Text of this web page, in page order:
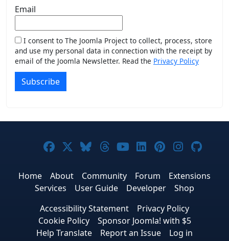
Email
I consent to The Joomla Project to collect, process, store
and use my personal data in connection with the receipt by
email of the Joomla Newsletter. Read the Privacy Policy
Subscribe
Joomla! on Facebook
Joomla! on X
Joomla! on Bluesky
Joomla! on Threads
Joomla! on
Joomla! on
Joomla! on
Joomla!
Home About Community Forum
Extensions
Services
User Guide Developer
Shop
Accessibility Statement
Privacy Policy
Cookie Policy
Sponsor Joomla! with $5
Help Translate
Report an Issue Log in